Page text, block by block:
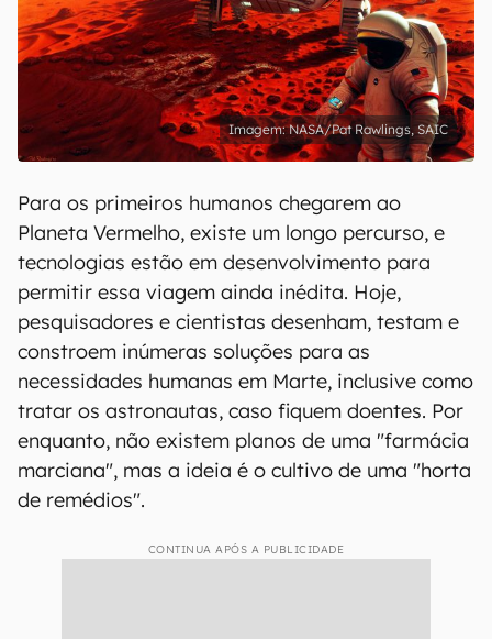
NASA/Pat Rawlings, SAIC
Para os primeiros humanos chegarem ao
Planeta Vermelho, existe um longo percurso, e
tecnologias estão em desenvolvimento para
permitir essa viagem ainda inédita. Hoje,
pesquisadores e cientistas desenham, testam e
constroem inúmeras soluções para as
necessidades humanas em Marte, inclusive como
tratar os astronautas, caso fiquem doentes. Por
enquanto, não existem planos de uma "farmácia
marciana", mas a ideia é o cultivo de uma "horta
de remédios".
CONTINUA APÓS A PUBLICIDADE